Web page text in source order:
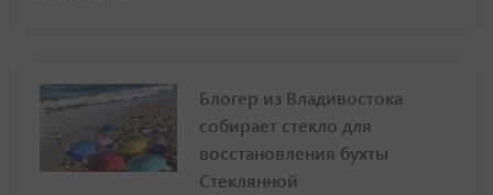
Блогер из Владивостока
собирает стекло для
восстановления бухты
Стеклянной